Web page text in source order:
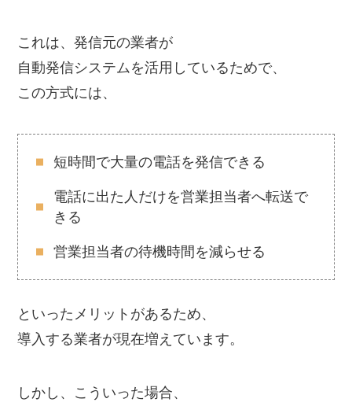
これは、発信元の業者が
自動発信システムを活用しているためで、
この方式には、
短時間で大量の電話を発信できる
電話に出た人だけを営業担当者へ転送で
きる
営業担当者の待機時間を減らせる
といったメリットがあるため、
導入する業者が現在増えています。
しかし、こういった場合、